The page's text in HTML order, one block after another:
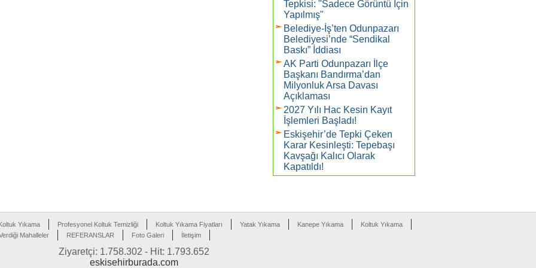
Tepkisi: "Sadece Görüntü İçin
Yapılmış"
Belediye-İş’ten Odunpazarı
Belediyesi’nde “Sendikal
Baskı” İddiası
AK Parti Odunpazarı İlçe
Başkanı Bandırma’dan
Milyonluk Arsa Davası
Açıklaması
2027 Yılı Hac Kesin Kayıt
İşlemleri Başladı!
Eskişehir’de Tepki Çeken
Karar Kesinleşti: Tepebaşı
Kavşağı Kalıcı Olarak
Kapatıldı!
Yıkama Profesyonel Koltuk Temizliği Koltuk Yıkama Fiyatları Yatak Yıkama Kanepe Yıkama
Koltuk Yıkama
Mahalleler REFERANSLAR Foto Galeri İletişim
Ziyaretçi: 1.758.302 - Hit: 1.793.652
eskisehirburada.com